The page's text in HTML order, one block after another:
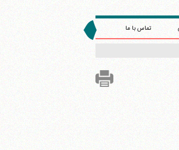
تماس با ما